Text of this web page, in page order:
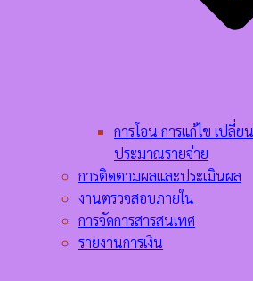
การโอน การแก้ไข เปลี่
ประมาณรายจ่าย
การติดตามผลและประเมินผล
งานตรวจสอบภายใน
การจัดการสารสนเทศ
รายงานการเงิน